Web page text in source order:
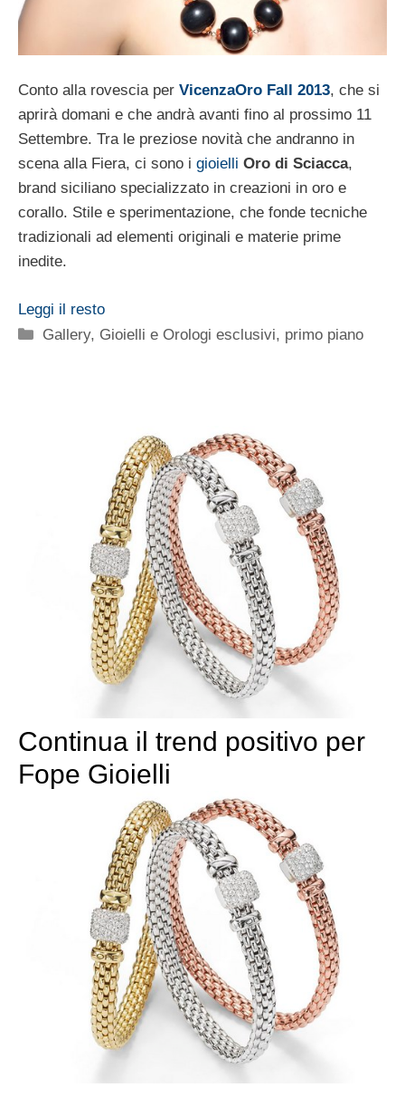
Conto alla rovescia per VicenzaOro Fall 2013, che si
aprirà domani e che andrà avanti fino al prossimo 11
Settembre. Tra le preziose novità che andranno in
scena alla Fiera, ci sono i gioielli Oro di Sciacca,
brand siciliano specializzato in creazioni in oro e
corallo. Stile e sperimentazione, che fonde tecniche
tradizionali ad elementi originali e materie prime
inedite.
Leggi il resto
Categorie
Gallery, Gioielli e Orologi esclusivi, primo piano
Continua il trend positivo per
Fope Gioielli